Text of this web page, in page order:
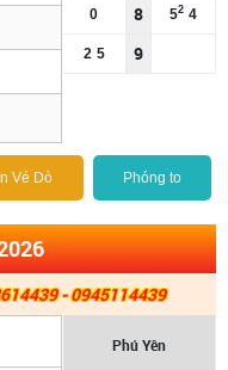
0 8 52 4
2 5 9
Vé Dò Phóng to
- 0945114439
Phú Yên